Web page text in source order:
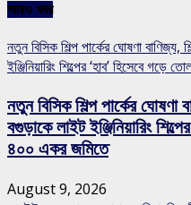
আরও খবর
নতুন বিসিক শিল্প পার্কের ঘোষণা বাণিজ্য,
ইঞ্জিনিয়ারিং শিল্পের ‘হাব’ হিসেবে
নতুন বিসিক শিল্প পার্কের ঘোষণা
বগুড়াকে লাইট ইঞ্জিনিয়ারিং
৪০০ একর জমিতে
August 9, 2026